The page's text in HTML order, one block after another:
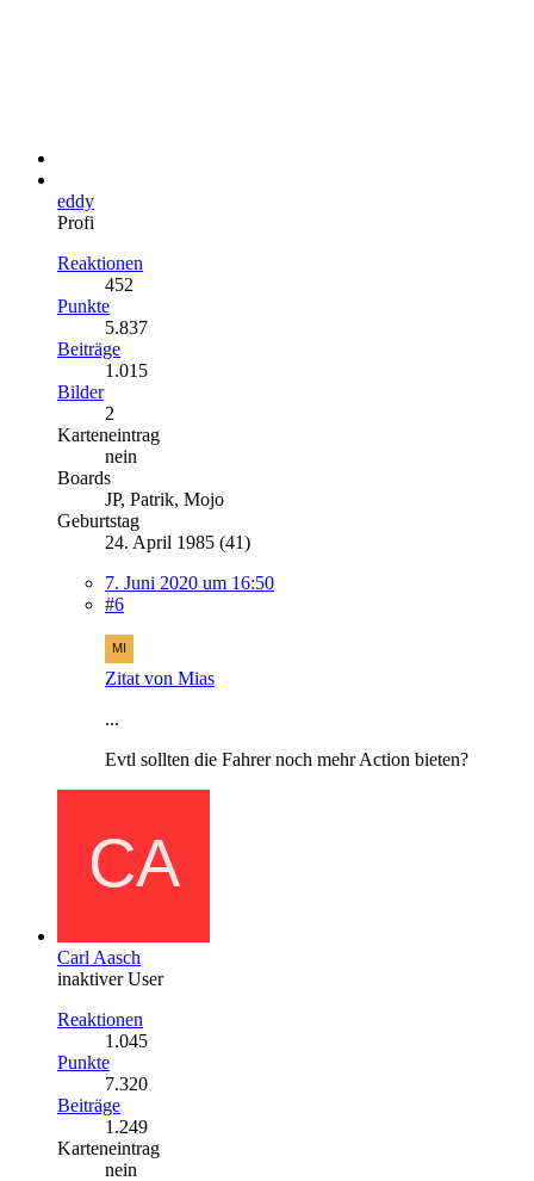
eddy
Profi
Reaktionen
452
Punkte
5.837
Beiträge
1.015
Bilder
2
Karteneintrag
nein
Boards
JP, Patrik, Mojo
Geburtstag
24. April 1985 (41)
7. Juni 2020 um 16:50
#6
Zitat von Mias
...
Evtl sollten die Fahrer noch mehr Action bieten?
Carl Aasch
inaktiver User
Reaktionen
1.045
Punkte
7.320
Beiträge
1.249
Karteneintrag
nein